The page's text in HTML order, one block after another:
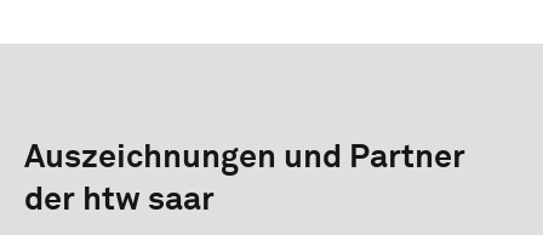
Auszeichnungen und Partner
der htw saar